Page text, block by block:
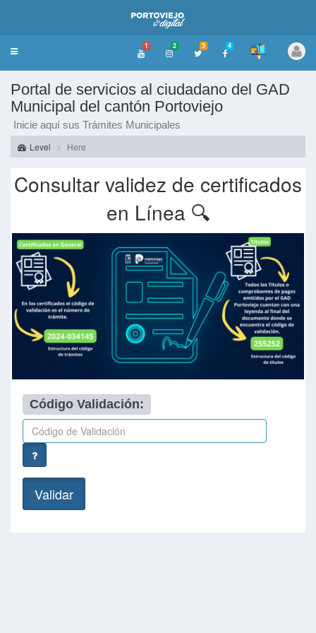
Toggle
1 2 3 4
Portal de servicios al ciudadano del GAD
Municipal del cantón Portoviejo
Inicie aquí sus Trámites Municipales
Level
Here
Consultar validez de certificados
en Línea 🔍
Código Validación: